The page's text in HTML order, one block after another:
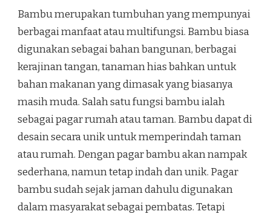
Bambu merupakan tumbuhan yang mempunyai
berbagai manfaat atau multifungsi. Bambu biasa
digunakan sebagai bahan bangunan, berbagai
kerajinan tangan, tanaman hias bahkan untuk
bahan makanan yang dimasak yang biasanya
masih muda. Salah satu fungsi bambu ialah
sebagai pagar rumah atau taman. Bambu dapat di
desain secara unik untuk memperindah taman
atau rumah. Dengan pagar bambu akan nampak
sederhana, namun tetap indah dan unik. Pagar
bambu sudah sejak jaman dahulu digunakan
dalam masyarakat sebagai pembatas. Tetapi